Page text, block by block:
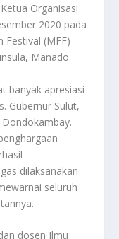
Organisasi
2020 pada
Festival (MFF)
Manado.
banyak apresiasi
Gubernur Sulut,
dilaksanakan
seluruh
dosen Ilmu